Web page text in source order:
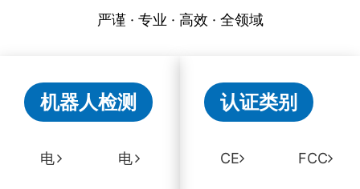
严谨 · 专业 · 高效 · 全领域
机器人检测
电 电
认证类别
CE FCC